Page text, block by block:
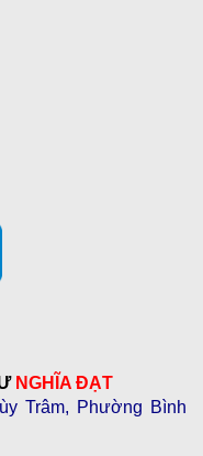
NGHĨA ĐẠT
Trâm, Phường Bình